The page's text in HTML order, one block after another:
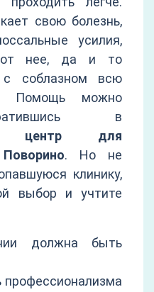
свою болезнь,
усилия,
от нее, да и то
с соблазном всю
Помощь можно
в
центр для
. Но не
клинику,
выбор и учтите
должна быть
профессионализма